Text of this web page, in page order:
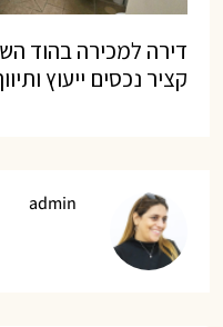
דירה למכירה בהוד
קציר נכסים ייעוץ
admin